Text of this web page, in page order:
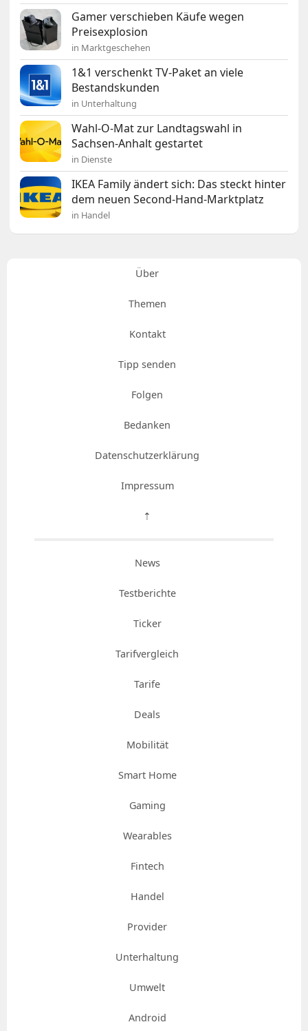
Gamer verschieben Käufe wegen
Preisexplosion
in Marktgeschehen
1&1 verschenkt TV-Paket an viele
Bestandskunden
in Unterhaltung
Wahl-O-Mat zur Landtagswahl in
Sachsen-Anhalt gestartet
in Dienste
IKEA Family ändert sich: Das steckt hinter
dem neuen Second-Hand-Marktplatz
in Handel
Über
Themen
Kontakt
Tipp senden
Folgen
Bedanken
Datenschutzerklärung
Impressum
⇡
News
Testberichte
Ticker
Tarifvergleich
Tarife
Deals
Mobilität
Smart Home
Gaming
Wearables
Fintech
Handel
Provider
Unterhaltung
Umwelt
Android